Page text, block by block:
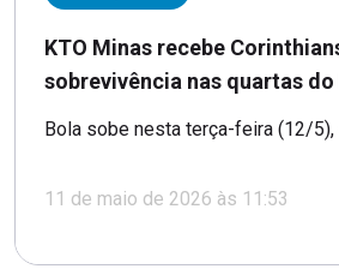
KTO Minas recebe
sobrevivência nas quartas do
Bola sobe nesta terça-feira (12/5),
11 de maio de 2026 às 11:53